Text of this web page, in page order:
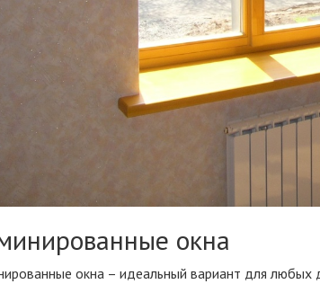
окна
окна – идеальный вариант для любых